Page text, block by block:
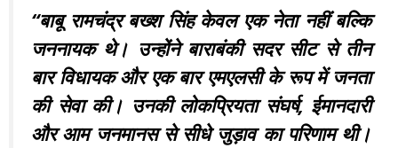
“बाबू रामचंद्र बख्श सिंह केवल एक नेता नहीं बल्कि
जननायक थे। उन्होंने बाराबंकी सदर सीट से तीन
बार विधायक और एक बार एमएलसी के रूप में जनता
की सेवा की। उनकी लोकप्रियता संघर्ष, ईमानदारी
और आम जनमानस से सीधे जुड़ाव का परिणाम थी।